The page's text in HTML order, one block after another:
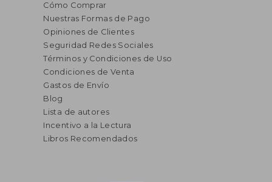
Cómo Comprar
Nuestras Formas de Pago
Opiniones de Clientes
Seguridad Redes Sociales
Términos y Condiciones de Uso
Condiciones de Venta
Gastos de Envío
Blog
Lista de autores
Incentivo a la Lectura
Libros Recomendados